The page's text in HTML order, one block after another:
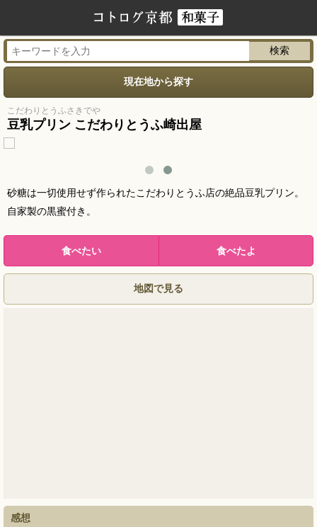
現在地から探す
こだわりとうふさきでや
豆乳プリン こだわりとうふ崎出屋
砂糖は一切使用せず作られたこだわりとうふ店の絶品豆乳プリン。
自家製の黒蜜付き。
地図で見る
感想